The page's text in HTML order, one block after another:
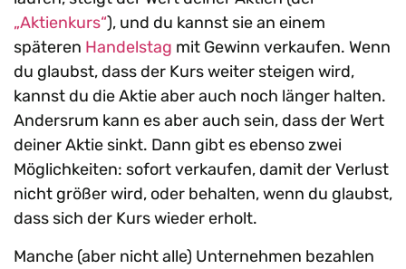
„Aktienkurs“), und du kannst sie an einem
späteren Handelstag mit Gewinn verkaufen. Wenn
du glaubst, dass der Kurs weiter steigen wird,
kannst du die Aktie aber auch noch länger halten.
Andersrum kann es aber auch sein, dass der Wert
deiner Aktie sinkt. Dann gibt es ebenso zwei
Möglichkeiten: sofort verkaufen, damit der Verlust
nicht größer wird, oder behalten, wenn du glaubst,
dass sich der Kurs wieder erholt.
Manche (aber nicht alle) Unternehmen bezahlen